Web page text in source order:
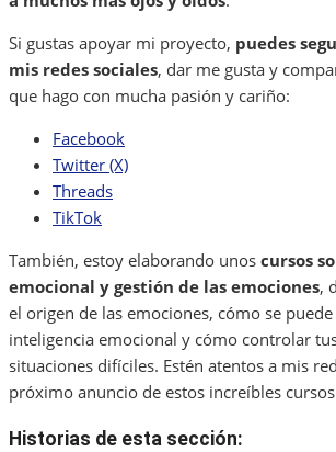
Si gustas apoyar mi proyecto, puedes
mis redes sociales, dar me gusta y
que hago con mucha pasión y cariño:
Facebook
Twitter (X)
Threads
TikTok
También, estoy elaborando unos cursos
emocional y gestión de las emociones,
el origen de las emociones, cómo se
inteligencia emocional y cómo controlar
situaciones difíciles. Estén atentos a mis
próximo anuncio de estos increíbles
Historias de esta sección: